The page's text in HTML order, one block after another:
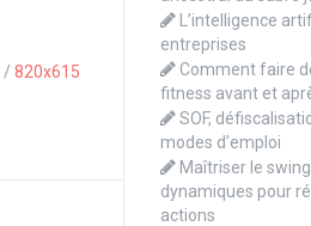
/ 820x615
L’intelligence
entreprises
Comment faire
fitness avant et
SOF,
modes d’emploi
Maîtriser le
dynamiques pour
actions